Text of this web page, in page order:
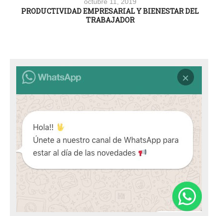
PRODUCTIVIDAD EMPRESARIAL Y BIENESTAR DEL
TRABAJADOR